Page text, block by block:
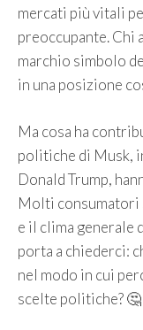
mercati più vitali
preoccupante. Chi
marchio simbolo
in una posizione
Ma cosa ha
politiche di Musk,
Donald Trump,
Molti consumatori
e il clima generale
porta a chiederci:
nel modo in cui
scelte politiche? 🤔